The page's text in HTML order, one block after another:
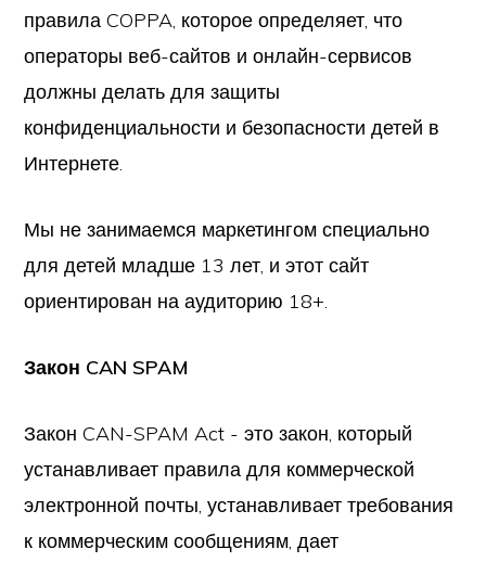
правила COPPA, которое определяет, что
операторы веб-сайтов и онлайн-сервисов
должны делать для защиты
конфиденциальности и безопасности детей в
Интернете.
Мы не занимаемся маркетингом специально
для детей младше 13 лет, и этот сайт
ориентирован на аудиторию 18+.
Закон CAN SPAM
Закон CAN-SPAM Act - это закон, который
устанавливает правила для коммерческой
электронной почты, устанавливает требования
к коммерческим сообщениям, дает